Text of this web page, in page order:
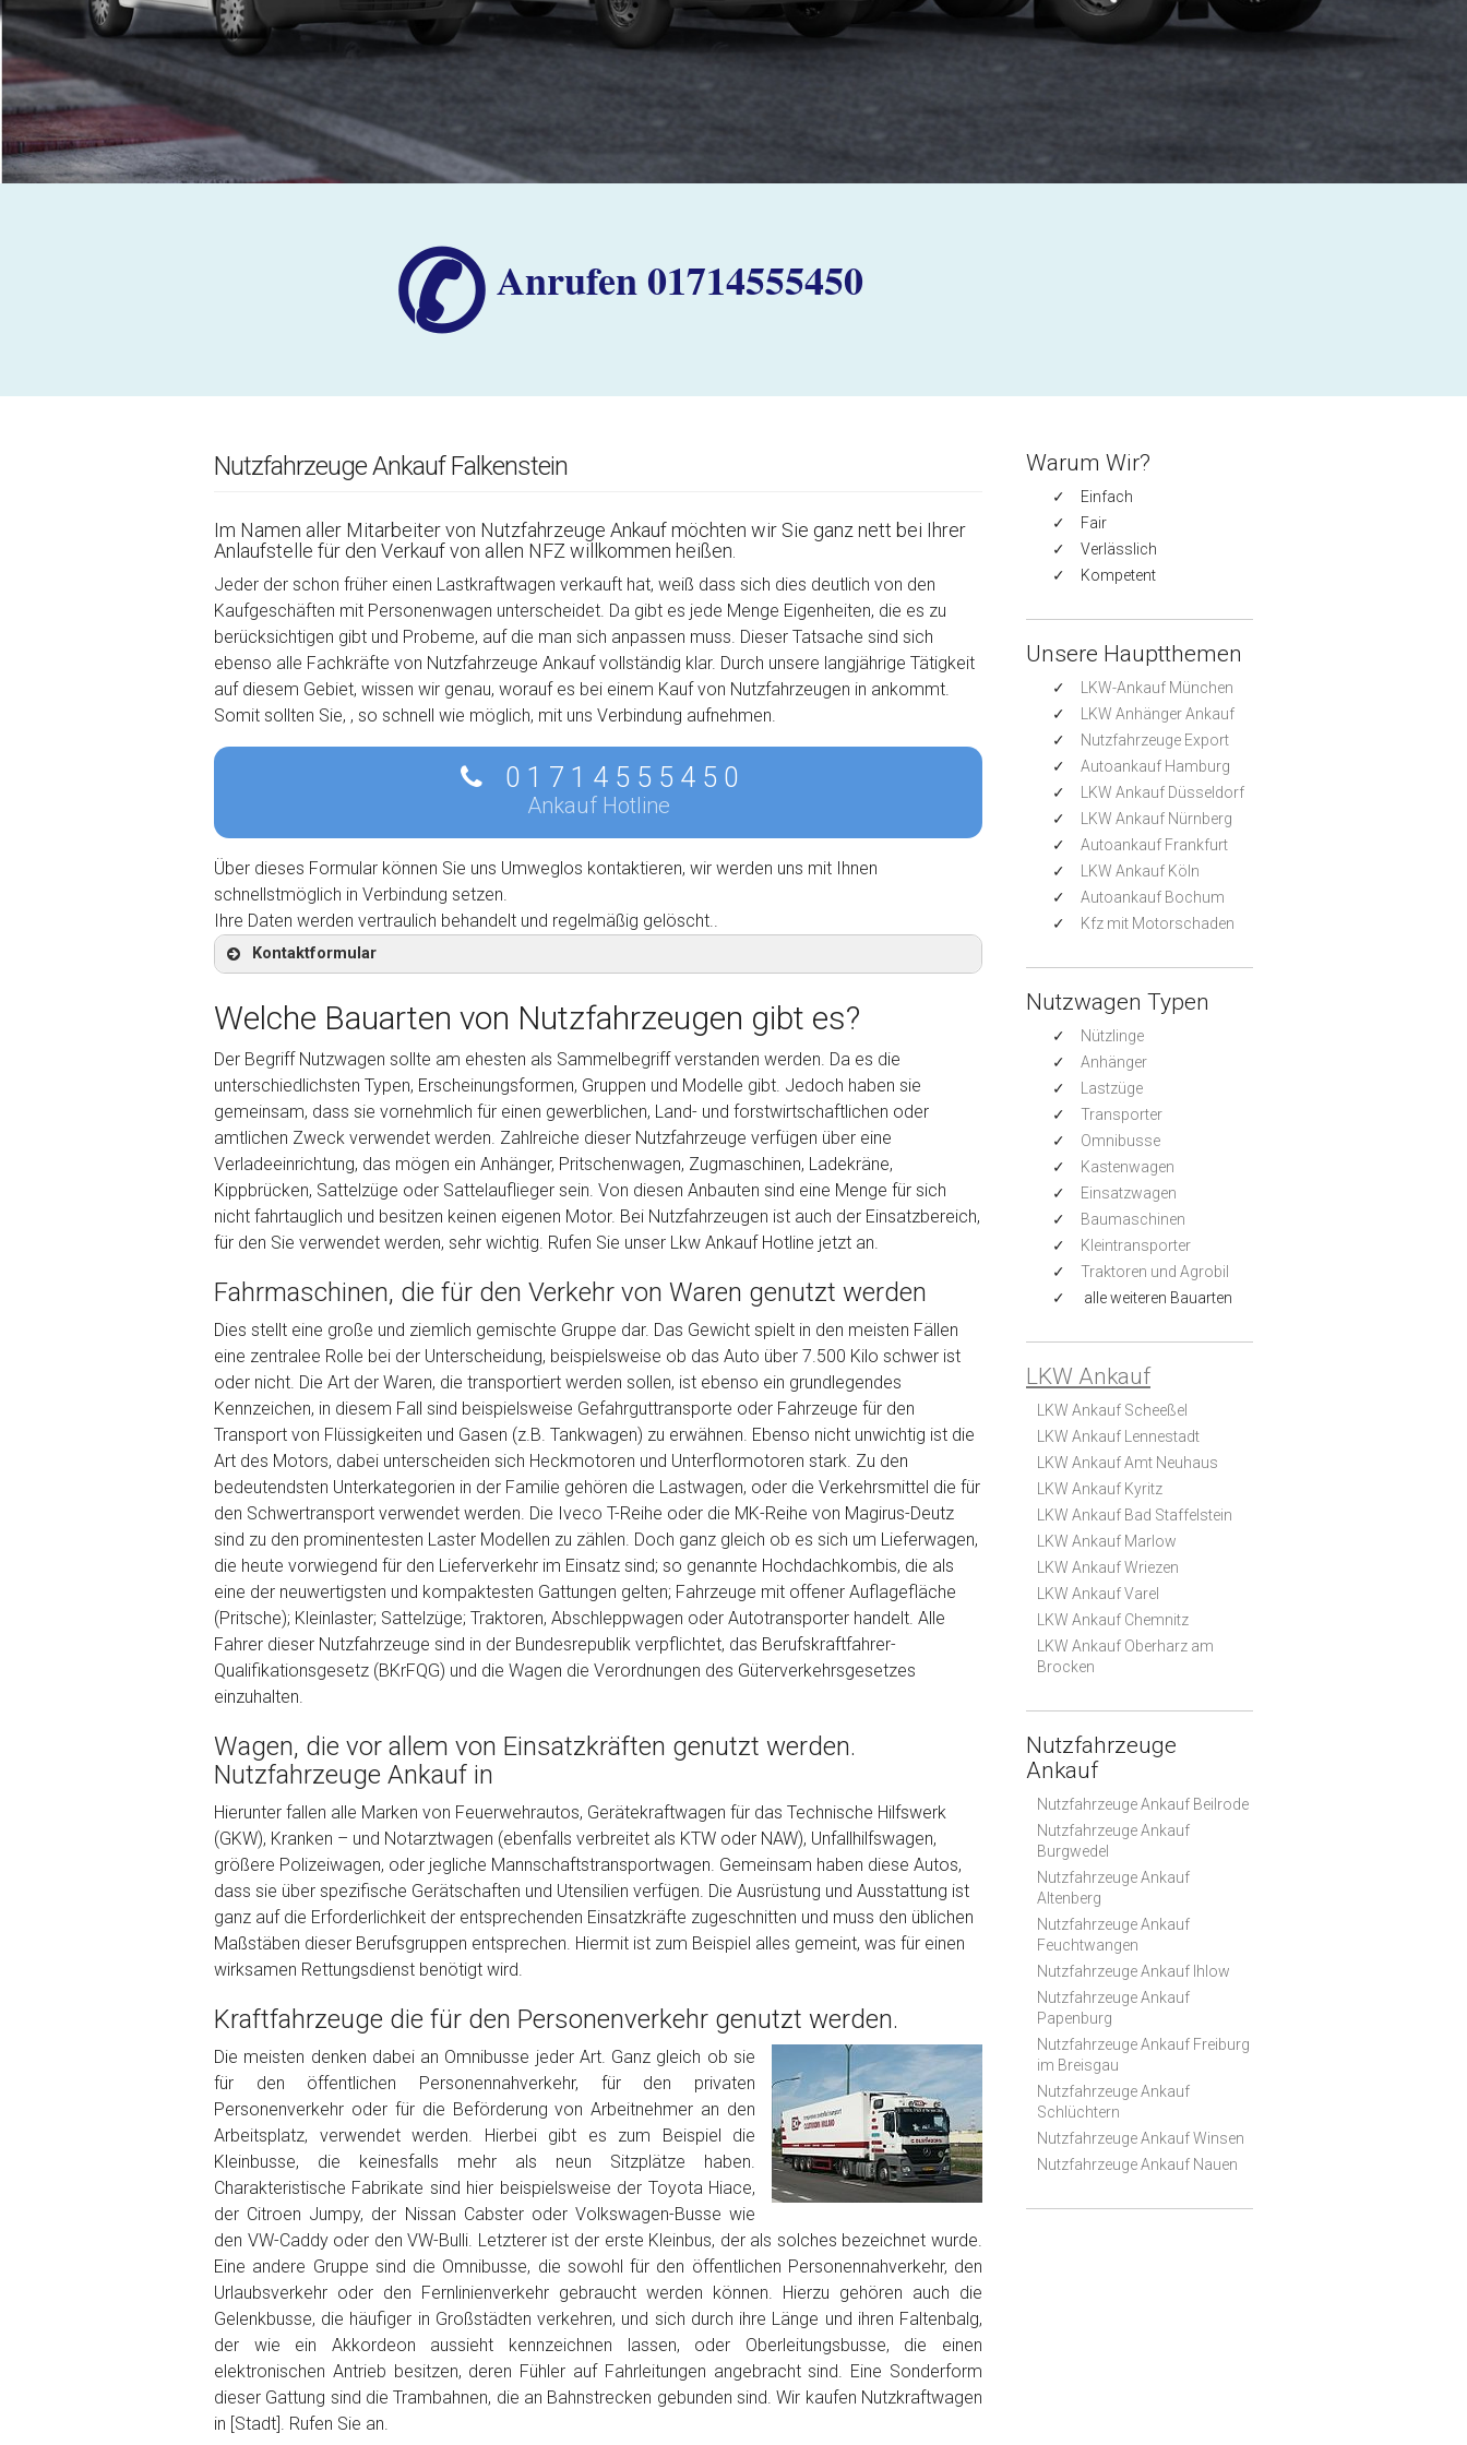
✆Anrufen 01714555450
Nutzfahrzeuge Ankauf Falkenstein
Im Namen aller Mitarbeiter von Nutzfahrzeuge Ankauf möchten wir Sie ganz nett bei Ihrer
Anlaufstelle für den Verkauf von allen NFZ willkommen heißen.
Jeder der schon früher einen Lastkraftwagen verkauft hat, weiß dass sich dies deutlich von den
Kaufgeschäften mit Personenwagen unterscheidet. Da gibt es jede Menge Eigenheiten, die es zu
berücksichtigen gibt und Probeme, auf die man sich anpassen muss. Dieser Tatsache sind sich
ebenso alle Fachkräfte von Nutzfahrzeuge Ankauf vollständig klar. Durch unsere langjährige Tätigkeit
auf diesem Gebiet, wissen wir genau, worauf es bei einem Kauf von Nutzfahrzeugen in ankommt.
Somit sollten Sie, , so schnell wie möglich, mit uns Verbindung aufnehmen.
0 1 7 1 4 5 5 5 4 5 0
Ankauf Hotline
Über dieses Formular können Sie uns Umweglos kontaktieren, wir werden uns mit Ihnen
schnellstmöglich in Verbindung setzen.
Ihre Daten werden vertraulich behandelt und regelmäßig gelöscht..
Kontaktformular
Kontaktformular
Marke*
Model*
Baujahr
Getriebe
Bekannte Schäden
Kilometerstand
Preisvorstellung
Name*
Telefon
Email
PLZ und Ort
Foto Nr. 1
Foto Nr. 3
Sonstiges
Fertig
Welche Bauarten von Nutzfahrzeugen gibt es?
Der Begriff Nutzwagen sollte am ehesten als Sammelbegriff verstanden werden. Da es die
unterschiedlichsten Typen, Erscheinungsformen, Gruppen und Modelle gibt. Jedoch haben sie
gemeinsam, dass sie vornehmlich für einen gewerblichen, Land- und forstwirtschaftlichen oder
amtlichen Zweck verwendet werden. Zahlreiche dieser Nutzfahrzeuge verfügen über eine
Verladeeinrichtung, das mögen ein Anhänger, Pritschenwagen, Zugmaschinen, Ladekräne,
Kippbrücken, Sattelzüge oder Sattelauflieger sein. Von diesen Anbauten sind eine Menge für sich
nicht fahrtauglich und besitzen keinen eigenen Motor. Bei Nutzfahrzeugen ist auch der Einsatzbereich,
für den Sie verwendet werden, sehr wichtig. Rufen Sie unser Lkw Ankauf Hotline jetzt an.
Fahrmaschinen, die für den Verkehr von Waren genutzt werden
Dies stellt eine große und ziemlich gemischte Gruppe dar. Das Gewicht spielt in den meisten Fällen
eine zentralee Rolle bei der Unterscheidung, beispielsweise ob das Auto über 7.500 Kilo schwer ist
oder nicht. Die Art der Waren, die transportiert werden sollen, ist ebenso ein grundlegendes
Kennzeichen, in diesem Fall sind beispielsweise Gefahrguttransporte oder Fahrzeuge für den
Transport von Flüssigkeiten und Gasen (z.B. Tankwagen) zu erwähnen. Ebenso nicht unwichtig ist die
Art des Motors, dabei unterscheiden sich Heckmotoren und Unterflormotoren stark. Zu den
bedeutendsten Unterkategorien in der Familie gehören die Lastwagen, oder die Verkehrsmittel die für
den Schwertransport verwendet werden. Die Iveco T-Reihe oder die MK-Reihe von Magirus-Deutz
sind zu den prominentesten Laster Modellen zu zählen. Doch ganz gleich ob es sich um Lieferwagen,
die heute vorwiegend für den Lieferverkehr im Einsatz sind; so genannte Hochdachkombis, die als
eine der neuwertigsten und kompaktesten Gattungen gelten; Fahrzeuge mit offener Auflagefläche
(Pritsche); Kleinlaster; Sattelzüge; Traktoren, Abschleppwagen oder Autotransporter handelt. Alle
Fahrer dieser Nutzfahrzeuge sind in der Bundesrepublik verpflichtet, das Berufskraftfahrer-
Qualifikationsgesetz (BKrFQG) und die Wagen die Verordnungen des Güterverkehrsgesetzes
einzuhalten.
Wagen, die vor allem von Einsatzkräften genutzt werden.
Nutzfahrzeuge Ankauf in
Hierunter fallen alle Marken von Feuerwehrautos, Gerätekraftwagen für das Technische Hilfswerk
(GKW), Kranken – und Notarztwagen (ebenfalls verbreitet als KTW oder NAW), Unfallhilfswagen,
größere Polizeiwagen, oder jegliche Mannschaftstransportwagen. Gemeinsam haben diese Autos,
dass sie über spezifische Gerätschaften und Utensilien verfügen. Die Ausrüstung und Ausstattung ist
ganz auf die Erforderlichkeit der entsprechenden Einsatzkräfte zugeschnitten und muss den üblichen
Maßstäben dieser Berufsgruppen entsprechen. Hiermit ist zum Beispiel alles gemeint, was für einen
wirksamen Rettungsdienst benötigt wird.
Kraftfahrzeuge die für den Personenverkehr genutzt werden.
Die meisten denken dabei an Omnibusse jeder Art. Ganz gleich ob sie
für den öffentlichen Personennahverkehr, für den privaten
Personenverkehr oder für die Beförderung von Arbeitnehmer an den
Arbeitsplatz, verwendet werden. Hierbei gibt es zum Beispiel die
Kleinbusse, die keinesfalls mehr als neun Sitzplätze haben.
Charakteristische Fabrikate sind hier beispielsweise der Toyota Hiace,
der Citroen Jumpy, der Nissan Cabster oder Volkswagen-Busse wie
den VW-Caddy oder den VW-Bulli. Letzterer ist der erste Kleinbus, der als solches bezeichnet wurde.
Eine andere Gruppe sind die Omnibusse, die sowohl für den öffentlichen Personennahverkehr, den
Urlaubsverkehr oder den Fernlinienverkehr gebraucht werden können. Hierzu gehören auch die
Gelenkbusse, die häufiger in Großstädten verkehren, und sich durch ihre Länge und ihren Faltenbalg,
der wie ein Akkordeon aussieht kennzeichnen lassen, oder Oberleitungsbusse, die einen
elektronischen Antrieb besitzen, deren Fühler auf Fahrleitungen angebracht sind. Eine Sonderform
dieser Gattung sind die Trambahnen, die an Bahnstrecken gebunden sind. Wir kaufen Nutzkraftwagen
in [Stadt]. Rufen Sie an.
Warum Wir?
Einfach
Fair
Verlässlich
Kompetent
Unsere Hauptthemen
LKW-Ankauf München
LKW Anhänger Ankauf
Nutzfahrzeuge Export
Autoankauf Hamburg
LKW Ankauf Düsseldorf
LKW Ankauf Nürnberg
Autoankauf Frankfurt
LKW Ankauf Köln
Autoankauf Bochum
Kfz mit Motorschaden
Nutzwagen Typen
Nützlinge
Anhänger
Lastzüge
Transporter
Omnibusse
Kastenwagen
Einsatzwagen
Baumaschinen
Kleintransporter
Traktoren und Agrobil
alle weiteren Bauarten
LKW Ankauf
LKW Ankauf Scheeßel
LKW Ankauf Lennestadt
LKW Ankauf Amt Neuhaus
LKW Ankauf Kyritz
LKW Ankauf Bad Staffelstein
LKW Ankauf Marlow
LKW Ankauf Wriezen
LKW Ankauf Varel
LKW Ankauf Chemnitz
LKW Ankauf Oberharz am
Brocken
Nutzfahrzeuge
Ankauf
Nutzfahrzeuge Ankauf Beilrode
Nutzfahrzeuge Ankauf
Burgwedel
Nutzfahrzeuge Ankauf
Altenberg
Nutzfahrzeuge Ankauf
Feuchtwangen
Nutzfahrzeuge Ankauf Ihlow
Nutzfahrzeuge Ankauf
Papenburg
Nutzfahrzeuge Ankauf Freiburg
im Breisgau
Nutzfahrzeuge Ankauf
Schlüchtern
Nutzfahrzeuge Ankauf Winsen
Nutzfahrzeuge Ankauf Nauen